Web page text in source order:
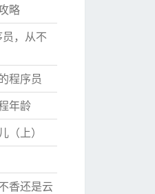
略
，从不
程序员
年龄
（上）
香还是云